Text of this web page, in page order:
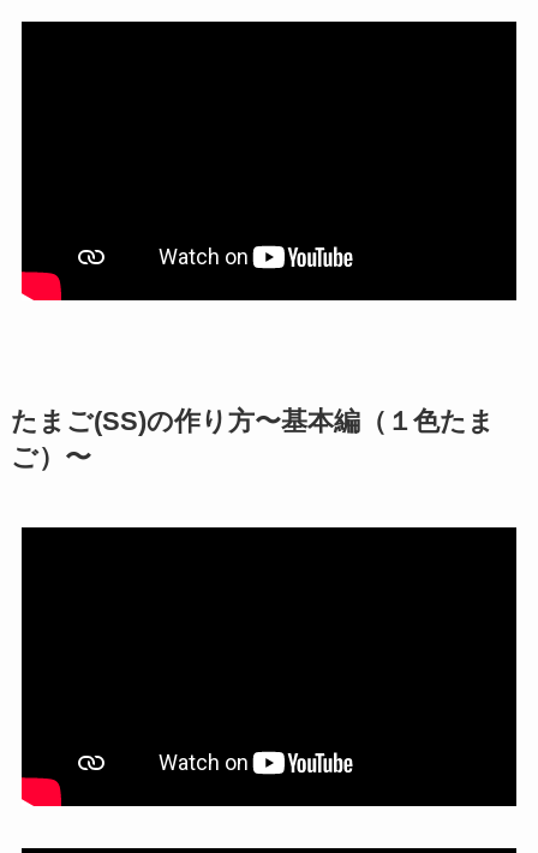
たまご(SS)の作り方〜基本編（１色たま
ご）〜